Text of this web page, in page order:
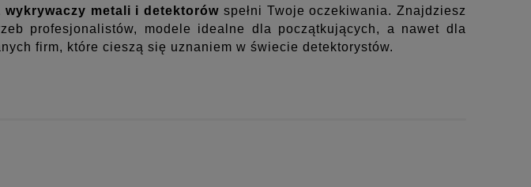
wykrywaczy metali i detektorów spełni Twoje oczekiwania. Znajdziesz
profesjonalistów, modele idealne dla początkujących, a nawet dla
firm, które cieszą się uznaniem w świecie detektorystów.